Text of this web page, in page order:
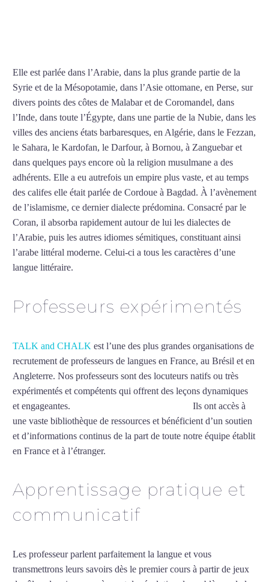
Elle est parlée dans l’Arabie, dans la plus grande partie de la
Syrie et de la Mésopotamie, dans l’Asie ottomane, en Perse, sur
divers points des côtes de Malabar et de Coromandel, dans
l’Inde, dans toute l’Égypte, dans une partie de la Nubie, dans les
villes des anciens états barbaresques, en Algérie, dans le Fezzan,
le Sahara, le Kardofan, le Darfour, à Bornou, à Zanguebar et
dans quelques pays encore où la religion musulmane a des
adhérents. Elle a eu autrefois un empire plus vaste, et au temps
des califes elle était parlée de Cordoue à Bagdad. À l’avènement
de l’islamisme, ce dernier dialecte prédomina. Consacré par le
Coran, il absorba rapidement autour de lui les dialectes de
l’Arabie, puis les autres idiomes sémitiques, constituant ainsi
l’arabe littéral moderne. Celui-ci a tous les caractères d’une
langue littéraire.
Professeurs expérimentés
TALK and CHALK est l’une des plus grandes organisations de
recrutement de professeurs de langues en France, au Brésil et en
Angleterre. Nos professeurs sont des locuteurs natifs ou très
expérimentés et compétents qui offrent des leçons dynamiques
et engageantes.
Ils ont accès à
une vaste bibliothèque de ressources et bénéficient d’un soutien
et d’informations continus de la part de toute notre équipe établit
en France et à l’étranger.
Apprentissage pratique et
communicatif
Les professeur parlent parfaitement la langue et vous
transmettrons leurs savoirs dès le premier cours à partir de jeux